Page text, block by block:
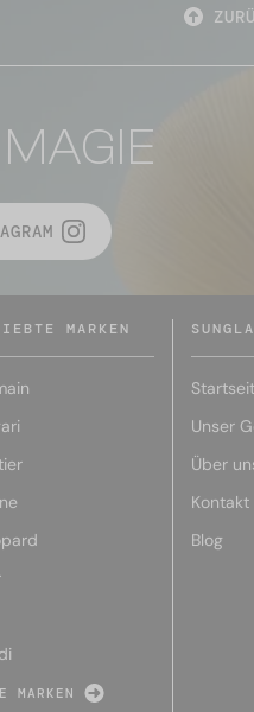
MARKEN
MARKEN
Unser
Über
Kontakt
Blog